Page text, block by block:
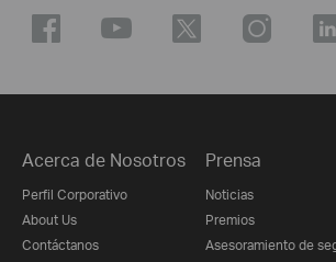
Acerca de Nosotros
Perfil Corporativo
About Us
Contáctanos
Prensa
Noticias
Premios
Asesoramiento de